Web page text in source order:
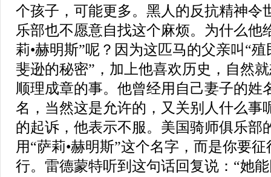
个孩子，可能更多。黑人的反抗精神令
乐部也不愿意自找这个麻烦。为什么他
莉•赫明斯”呢？因为这匹马的父亲叫“
斐逊的秘密”，加上他喜欢历史，自然
顺理成章的事。他曾经用自己妻子的姓
名，当然这是允许的，又关别人什么事
的起诉，他表示不服。美国骑师俱乐部
用“萨莉•赫明斯”这个名字，而是你要
行。雷德蒙特听到这句话回复说：“她